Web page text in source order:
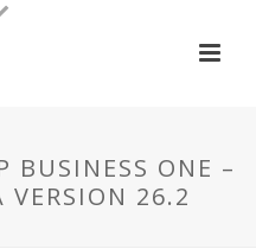
BUSINESS ONE –
VERSION 26.2